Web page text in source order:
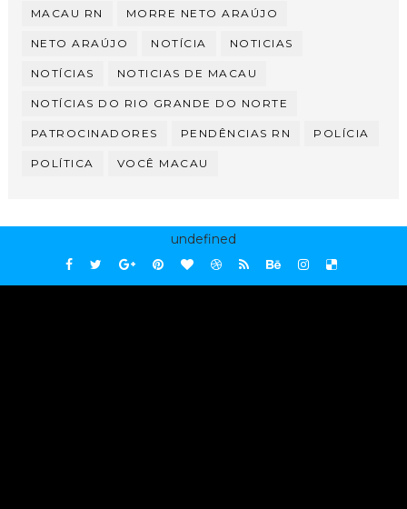
MACAU RN MORRE NETO ARAÚJO
NETO ARAÚJO NOTÍCIA NOTICIAS
NOTÍCIAS NOTICIAS DE MACAU
NOTÍCIAS DO RIO GRANDE DO NORTE
PATROCINADORES PENDÊNCIAS RN POLÍCIA
POLÍTICA VOCÊ MACAU
undefined